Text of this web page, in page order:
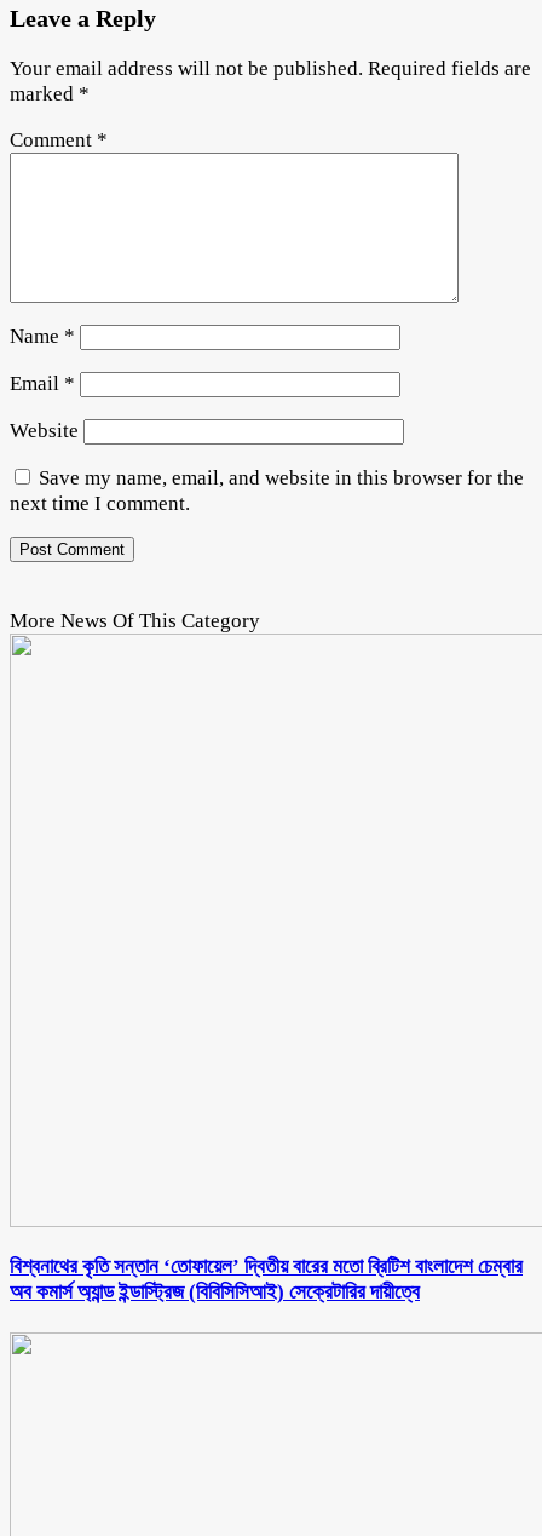
Leave a Reply
Your email address will not be published. Required fields are
marked *
Comment *
Name *
Email *
Website
Save my name, email, and website in this browser for the
next time I comment.
More News Of This Category
বিশ্বনাথের কৃতি সন্তান ‘তোফায়েল’ দ্বিতীয় বারের মতো ব্রিটিশ বাংলাদেশ চেম্বার
অব কমার্স অ্যান্ড ইন্ডাস্ট্রিজ (বিবিসিসিআই) সেক্রেটারির দায়ীত্বে